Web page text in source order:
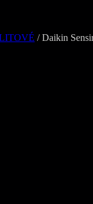
/ Daikin